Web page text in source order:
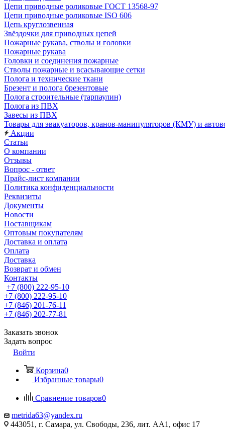
Цепи приводные роликовые ГОСТ 13568-97
Цепи приводные роликовые ISO 606
Цепь круглозвенная
Звёздочки для приводных цепей
Пожарные рукава, стволы и головки
Пожарные рукава
Головки и соединения пожарные
Стволы пожарные и всасывающие сетки
Полога и технические ткани
Брезент и полога брезентовые
Полога строительные (тарпаулин)
Полога из ПВХ
Завесы из ПВХ
Товары для эвакуаторов, кранов-манипуляторов (КМУ) и
Акции
Статьи
О компании
Отзывы
Вопрос - ответ
Прайс-лист компании
Политика конфиденциальности
Реквизиты
Документы
Новости
Поставщикам
Оптовым покупателям
Доставка и оплата
Оплата
Доставка
Возврат и обмен
Контакты
+7 (800) 222-95-10
+7 (800) 222-95-10
+7 (846) 201-76-11
+7 (846) 202-77-81
Заказать звонок
Задать вопрос
Войти
Корзина0
Избранные товары0
Сравнение товаров0
metrida63@yandex.ru
443051, г. Самара, ул. Свободы, 236, лит. АА1, офис 17